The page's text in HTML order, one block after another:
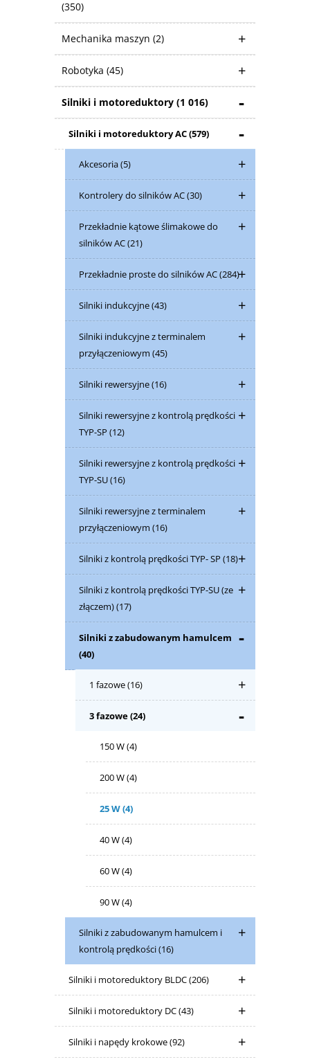
(350)
Mechanika maszyn (2)
Robotyka (45)
Silniki i motoreduktory (1 016)
Silniki i motoreduktory AC(579)
Akcesoria(5)
Kontrolery do silników AC(30)
Przekładnie kątowe ślimakowe do
silników AC(21)
Przekładnie proste do silników AC(284)
Silniki indukcyjne(43)
Silniki indukcyjne z terminalem
przyłączeniowym (45)
Silniki rewersyjne(16)
Silniki rewersyjne z kontrolą prędkości
TYP-SP (12)
Silniki rewersyjne z kontrolą prędkości
TYP-SU(16)
Silniki rewersyjne z terminalem
przyłączeniowym (16)
Silniki z kontrolą prędkości TYP- SP (18)
Silniki z kontrolą prędkości TYP-SU (ze
złączem)(17)
Silniki z zabudowanym hamulcem
(40)
1 fazowe(16)
3 fazowe(24)
150 W(4)
200 W(4)
25 W(4)
40 W(4)
60 W(4)
90 W(4)
Silniki z zabudowanym hamulcem i
kontrolą prędkości(16)
Silniki i motoreduktory BLDC(206)
Silniki i motoreduktory DC(43)
Silniki i napędy krokowe(92)